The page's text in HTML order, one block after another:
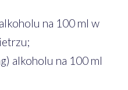
na 100 ml w
alkoholu na 100 ml